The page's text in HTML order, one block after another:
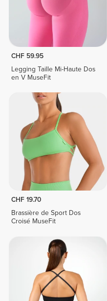
CHF 59.95
Legging Taille Mi-Haute Dos
en V MuseFit
CHF 19.70
Brassière de Sport Dos
Croisé MuseFit